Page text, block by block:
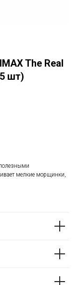
The Real
шт)
мелкие морщинки,